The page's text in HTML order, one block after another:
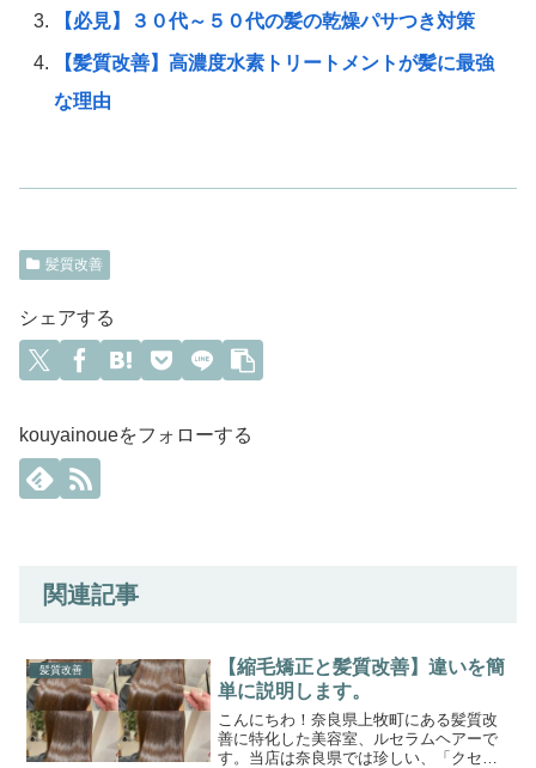
【必見】３０代～５０代の髪の乾燥パサつき対策
【髪質改善】高濃度水素トリートメントが髪に最強
な理由
髪質改善
シェアする
kouyainoueをフォローする
関連記事
髪質改善
【縮毛矯正と髪質改善】違いを簡
単に説明します。
こんにちわ！奈良県上牧町にある髪質改
善に特化した美容室、ルセラムヘアーで
す。当店は奈良県では珍しい、「クセ毛